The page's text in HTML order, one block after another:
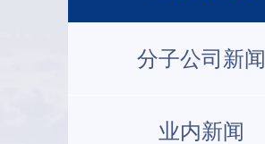
分子公司新闻
业内新闻